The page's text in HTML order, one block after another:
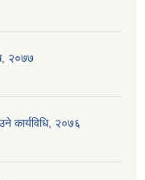
२०७७
कार्यविधि, २०७६